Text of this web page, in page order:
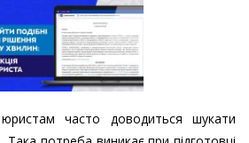
часто доводиться шукати